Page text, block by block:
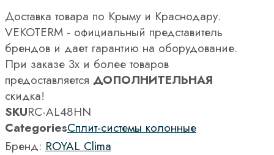
Доставка товара по Крыму и Краснодару.
VEKOTERM - официальный представитель
брендов и дает гарантию на оборудование.
При заказе 3х и более товаров
предоставляется ДОПОЛНИТЕЛЬНАЯ
скидка!
SKURC-AL48HN
CategoriesСплит-системы колонные
Бренд: ROYAL Clima